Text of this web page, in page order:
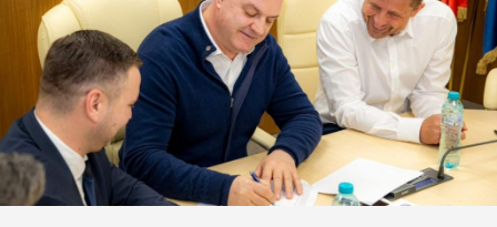
finanțator pentru apelul „Construirea și dezvoltarea unei
rețele-pilot de școli verzi”.